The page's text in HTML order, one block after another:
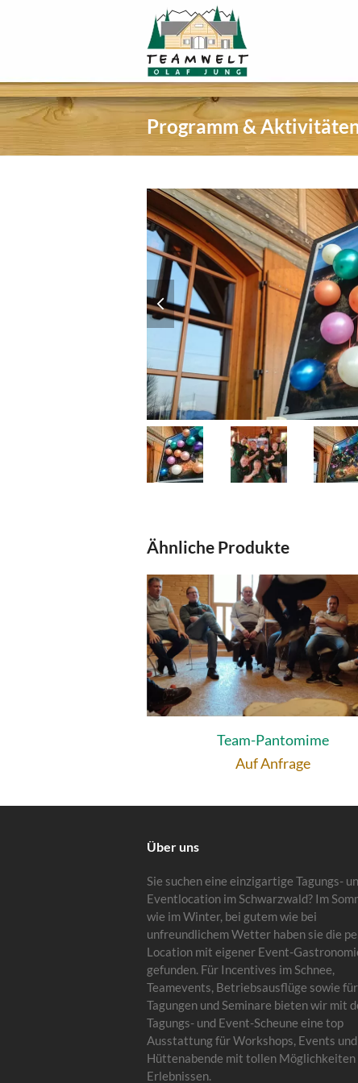
Programm &
previous
slide
Ähnliche Produkte
Team-Pantomime
Auf Anfrage
Über uns
Sie suchen eine einzigartige Tagungs-
Eventlocation im Schwarzwald? Im
wie im Winter, bei gutem wie bei
unfreundlichem Wetter haben sie die
Location mit eigener Event-
gefunden. Für Incentives im Schnee,
Teamevents, Betriebsausflüge sowie für
Tagungen und Seminare bieten wir mit
Tagungs- und Event-Scheune eine top
Ausstattung für Workshops, Events und
Hüttenabende mit tollen Möglichkeiten
Erlebnissen.